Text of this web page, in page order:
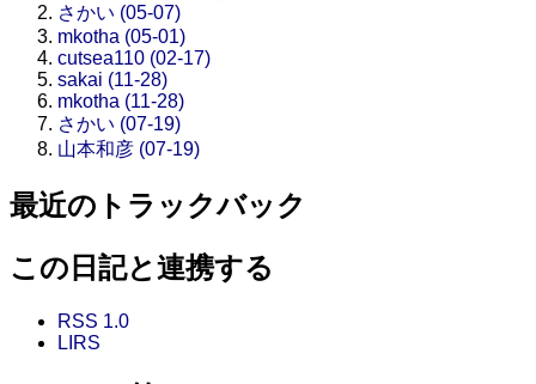
さかい (05-07)
mkotha (05-01)
cutsea110 (02-17)
sakai (11-28)
mkotha (11-28)
さかい (07-19)
山本和彦 (07-19)
最近のトラックバック
この日記と連携する
RSS 1.0
LIRS